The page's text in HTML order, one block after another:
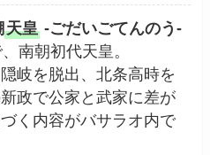
天皇 -ごだいごてんのう-
南朝初代天皇。
岐を脱出、北条高時を
政で公家と武家に差が
く内容がバサラオ内で